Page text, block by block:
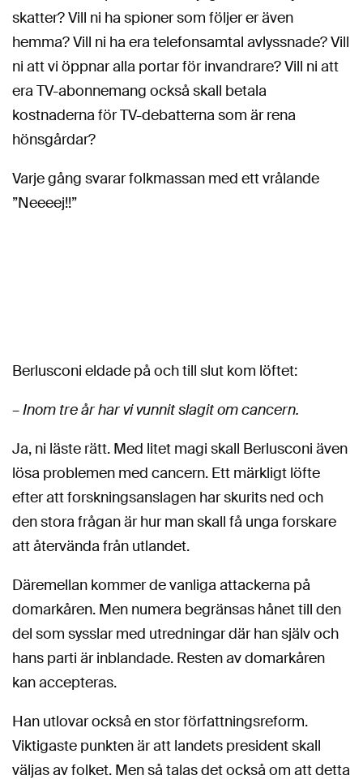
skatter? Vill ni ha spioner som följer er även
hemma? Vill ni ha era telefonsamtal avlyssnade? Vill
ni att vi öppnar alla portar för invandrare? Vill ni att
era TV-abonnemang också skall betala
kostnaderna för TV-debatterna som är rena
hönsgårdar?
Varje gång svarar folkmassan med ett vrålande
”Neeeej!!”
Berlusconi eldade på och till slut kom löftet:
–Inom tre år har vi vunnit slagit om cancern.
Ja, ni läste rätt. Med litet magi skall Berlusconi även
lösa problemen med cancern. Ett märkligt löfte
efter att forskningsanslagen har skurits ned och
den stora frågan är hur man skall få unga forskare
att återvända från utlandet.
Däremellan kommer de vanliga attackerna på
domarkåren. Men numera begränsas hånet till den
del som sysslar med utredningar där han själv och
hans parti är inblandade. Resten av domarkåren
kan accepteras.
Han utlovar också en stor författningsreform.
Viktigaste punkten är att landets president skall
väljas av folket. Men så talas det också om att detta